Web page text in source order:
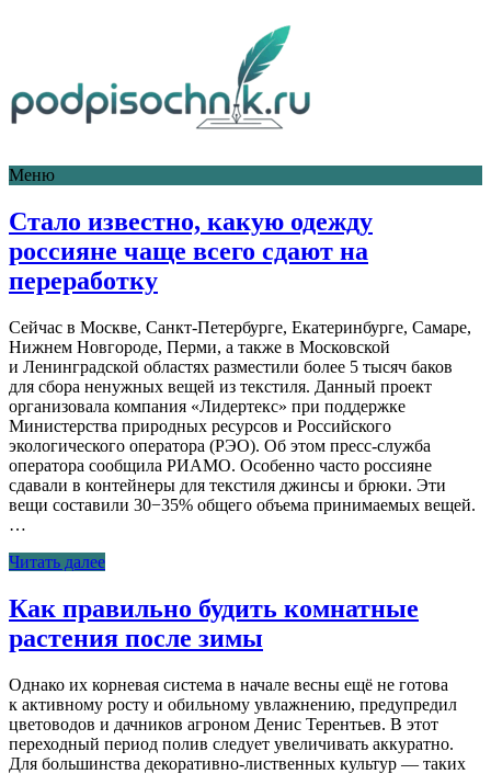
Меню
Стало известно, какую одежду
россияне чаще всего сдают на
переработку
Сейчас в Москве, Санкт-Петербурге, Екатеринбурге, Самаре,
Нижнем Новгороде, Перми, а также в Московской
и Ленинградской областях разместили более 5 тысяч баков
для сбора ненужных вещей из текстиля. Данный проект
организовала компания «Лидертекс» при поддержке
Министерства природных ресурсов и Российского
экологического оператора (РЭО). Об этом пресс-служба
оператора сообщила РИАМО. Особенно часто россияне
сдавали в контейнеры для текстиля джинсы и брюки. Эти
вещи составили 30−35% общего объема принимаемых вещей.
…
Читать далее
Как правильно будить комнатные
растения после зимы
Однако их корневая система в начале весны ещё не готова
к активному росту и обильному увлажнению, предупредил
цветоводов и дачников агроном Денис Терентьев. В этот
переходный период полив следует увеличивать аккуратно.
Для большинства декоративно-лиственных культур — таких